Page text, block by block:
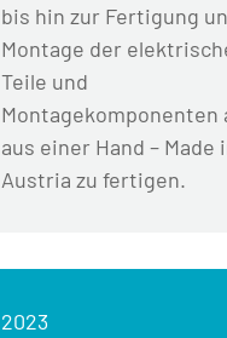
bis hin zur Fertigung
Montage der
Teile und
Montagekomponenten
aus einer Hand – Made
Austria zu fertigen.
2023